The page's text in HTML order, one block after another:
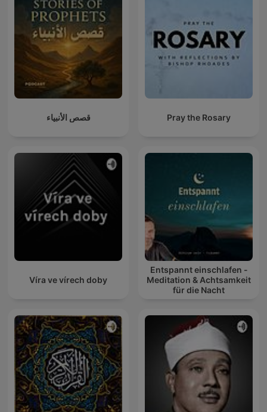
قصص الأنبياء Pray the Rosary
Víra ve vírech doby
Entspannt einschlafen -
Meditation & Achtsamkeit
für die Nacht